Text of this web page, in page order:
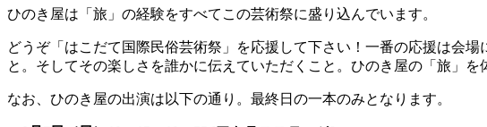
ひのき屋は「旅」の経験をすべてこの芸術祭に盛り込んでいます。
どうぞ「はこだて国際民俗芸術祭」を応援して下さい！一番の応援は会
と。そしてその楽しさを誰かに伝えていただくこと。ひのき屋の「旅」を
なお、ひのき屋の出演は以下の通り。最終日の一本のみとなります。